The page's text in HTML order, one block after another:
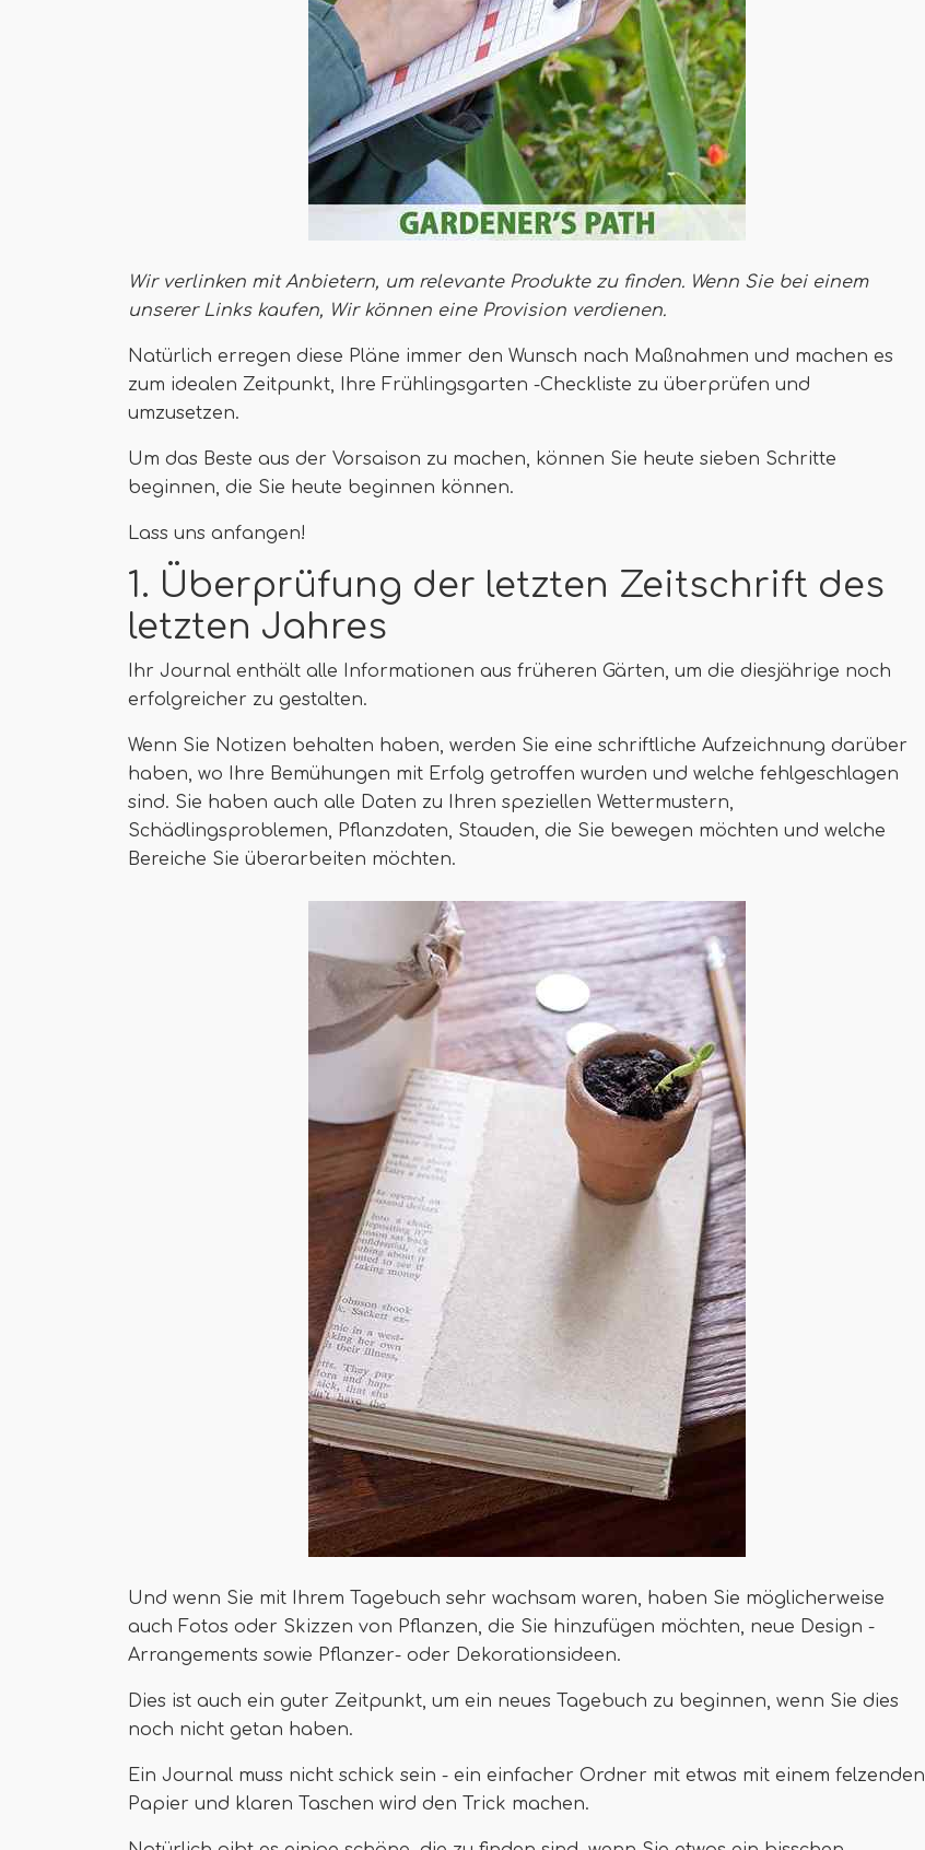
Wir verlinken mit Anbietern, um relevante Produkte zu finden. Wenn Sie bei einem
unserer Links kaufen, Wir können eine Provision verdienen.
Natürlich erregen diese Pläne immer den Wunsch nach Maßnahmen und machen es
zum idealen Zeitpunkt, Ihre Frühlingsgarten -Checkliste zu überprüfen und
umzusetzen.
Um das Beste aus der Vorsaison zu machen, können Sie heute sieben Schritte
beginnen, die Sie heute beginnen können.
Lass uns anfangen!
1. Überprüfung der letzten Zeitschrift des
letzten Jahres
Ihr Journal enthält alle Informationen aus früheren Gärten, um die diesjährige noch
erfolgreicher zu gestalten.
Wenn Sie Notizen behalten haben, werden Sie eine schriftliche Aufzeichnung darüber
haben, wo Ihre Bemühungen mit Erfolg getroffen wurden und welche fehlgeschlagen
sind. Sie haben auch alle Daten zu Ihren speziellen Wettermustern,
Schädlingsproblemen, Pflanzdaten, Stauden, die Sie bewegen möchten und welche
Bereiche Sie überarbeiten möchten.
Und wenn Sie mit Ihrem Tagebuch sehr wachsam waren, haben Sie möglicherweise
auch Fotos oder Skizzen von Pflanzen, die Sie hinzufügen möchten, neue Design -
Arrangements sowie Pflanzer- oder Dekorationsideen.
Dies ist auch ein guter Zeitpunkt, um ein neues Tagebuch zu beginnen, wenn Sie dies
noch nicht getan haben.
Ein Journal muss nicht schick sein - ein einfacher Ordner mit etwas mit einem felzenden
Papier und klaren Taschen wird den Trick machen.